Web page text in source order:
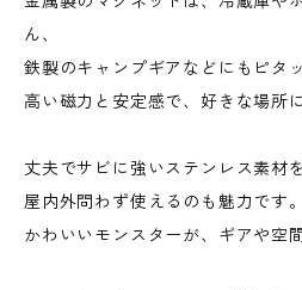
ん、
鉄製のキャンプギアなどにもピタ
高い磁力と安定感で、好きな場所
丈夫でサビに強いステンレス素材
屋内外問わず使えるのも魅力です。
かわいいモンスターが、ギアや空